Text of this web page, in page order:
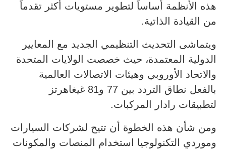
هذه الأنظمة أساساً لتطوير مستويات أكثر تقدماً
من القيادة الذاتية.
ويتماشى التحديث التنظيمي الجديد مع المعايير
الدولية المعتمدة، حيث خصصت الولايات المتحدة
والاتحاد الأوروبي وهيئات الاتصالات العالمية
بالفعل نطاق التردد بين 77 و81 غيغاهرتز
لتطبيقات رادار المركبات.
ومن شأن هذه الخطوة أن تتيح لشركات السيارات
وموردي التكنولوجيا استخدام المنصات والمكونات